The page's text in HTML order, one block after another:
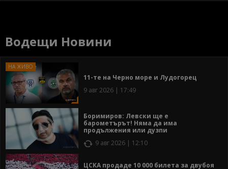
Водещи Новини
11-те на Черно море и Лудогорец
9 авг 2026 | 17:49
Боримиров: Левски ще е
барометърът! Няма да има
продължения или дузпи
9 авг 2026 | 12:10
ЦСКА продаде 10 000 билета за двубоя